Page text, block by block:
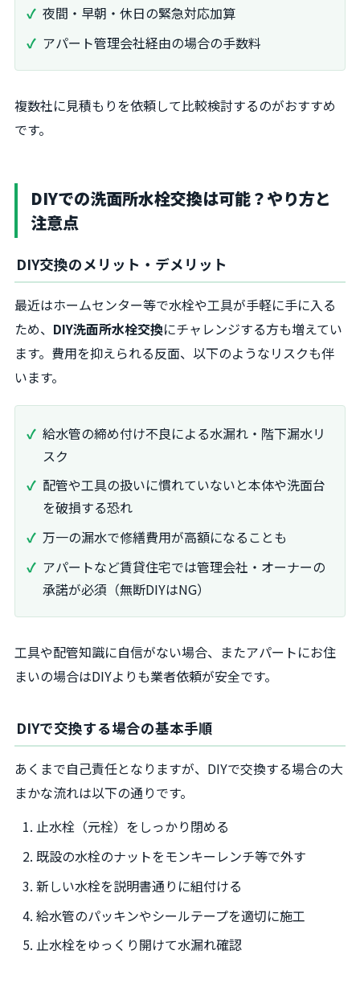
夜間・早朝・休日の緊急対応加算
アパート管理会社経由の場合の手数料
複数社に見積もりを依頼して比較検討するのがおすすめ
です。
DIYでの洗面所水栓交換は可能？やり方と
注意点
DIY交換のメリット・デメリット
最近はホームセンター等で水栓や工具が手軽に手に入る
ため、 DIY洗面所水栓交換にチャレンジする方も増えてい
ます。費用を抑えられる反面、以下のようなリスクも伴
います。
給水管の締め付け不良による水漏れ・階下漏水リ
スク
配管や工具の扱いに慣れていないと本体や洗面台
を破損する恐れ
万一の漏水で修繕費用が高額になることも
アパートなど賃貸住宅では管理会社・オーナーの
承諾が必須（無断DIYはNG）
工具や配管知識に自信がない場合、またアパートにお住
まいの場合はDIYよりも業者依頼が安全です。
DIYで交換する場合の基本手順
あくまで自己責任となりますが、DIYで交換する場合の大
まかな流れは以下の通りです。
止水栓（元栓）をしっかり閉める
既設の水栓のナットをモンキーレンチ等で外す
新しい水栓を説明書通りに組付ける
給水管のパッキンやシールテープを適切に施工
止水栓をゆっくり開けて水漏れ確認